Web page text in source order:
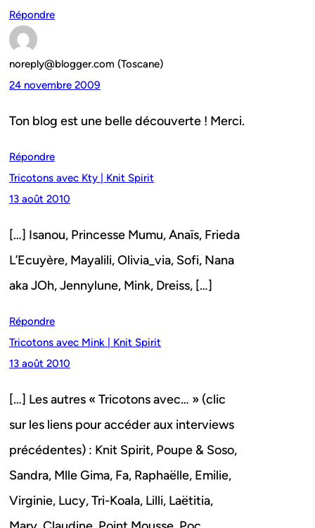
Répondre
noreply@blogger.com (Toscane)
24 novembre 2009
Ton blog est une belle découverte ! Merci.
Répondre
Tricotons avec Kty | Knit Spirit
13 août 2010
[…] Isanou, Princesse Mumu, Anaïs, Frieda
L’Ecuyère, Mayalili, Olivia_via, Sofi, Nana
aka JOh, Jennylune, Mink, Dreiss, […]
Répondre
Tricotons avec Mink | Knit Spirit
13 août 2010
[…] Les autres « Tricotons avec… » (clic
sur les liens pour accéder aux interviews
précédentes) : Knit Spirit, Poupe & Soso,
Sandra, Mlle Gima, Fa, Raphaëlle, Emilie,
Virginie, Lucy, Tri-Koala, Lilli, Laëtitia,